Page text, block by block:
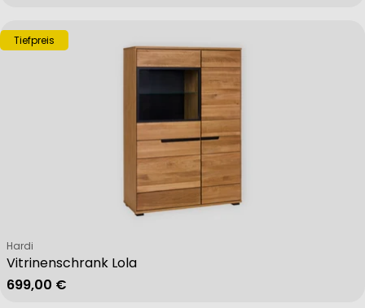
Tiefpreis
Vitrinenschrank Lola
Verkäufer:
Hardi
Regulärer Preis
699,00 €